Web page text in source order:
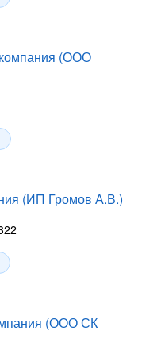
компания (ООО
(ИП Громов А.В.)
(ООО СК